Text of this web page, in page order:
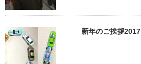
新年のご挨拶2017